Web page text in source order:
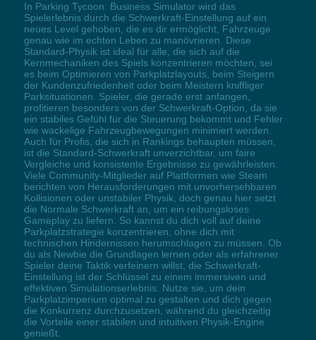
In Parking Tycoon: Business Simulator wird das
Spielerlebnis durch die Schwerkraft-Einstellung auf ein
neues Level gehoben, die es dir ermöglicht, Fahrzeuge
genau wie im echten Leben zu manövrieren. Diese
Standard-Physik ist ideal für alle, die sich auf die
Kernmechaniken des Spiels konzentrieren möchten, sei
es beim Optimieren von Parkplatzlayouts, beim Steigern
der Kundenzufriedenheit oder beim Meistern kniffliger
Parksituationen. Spieler, die gerade erst anfangen,
profitieren besonders von der Schwerkraft-Option, da sie
ein stabiles Gefühl für die Steuerung bekommt und Fehler
wie wackelige Fahrzeugbewegungen minimiert werden.
Auch für Profis, die sich in Rankings behaupten müssen,
ist die Standard-Schwerkraft unverzichtbar, um faire
Vergleiche und konsistente Ergebnisse zu gewährleisten.
Viele Community-Mitglieder auf Plattformen wie Steam
berichten von Herausforderungen mit unvorhersehbaren
Kollisionen oder unstabiler Physik, doch genau hier setzt
die Normale Schwerkraft an, um ein reibungsloses
Gameplay zu liefern. So kannst du dich voll auf deine
Parkplatzstrategie konzentrieren, ohne dich mit
technischen Hindernissen herumschlagen zu müssen. Ob
du als Newbie die Grundlagen lernen oder als erfahrener
Spieler deine Taktik verfeinern willst, die Schwerkraft-
Einstellung ist der Schlüssel zu einem immersiven und
effektiven Simulationserlebnis. Nutze sie, um dein
Parkplatzimperium optimal zu gestalten und dich gegen
die Konkurrenz durchzusetzen, während du gleichzeitig
die Vorteile einer stabilen und intuitiven Physik-Engine
genießt.